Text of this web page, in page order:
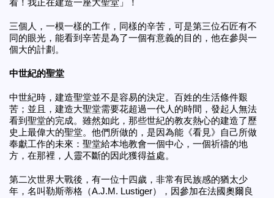
看！我正在建造一座大聖堂」！
三個人，一模一樣的工作，同樣的辛苦，可是第三位石匠有不
同的眼光，能看到辛苦是為了一個有意義的目的，他在參與一
個大的計劃。
中世紀的聖堂
中世紀時，建造聖堂並不是容易的決定。百姓的生活條件艱
苦；並且，建造大聖堂需要花超過一代人的時間，發起人無法
看到聖堂的完成。雖然如此，那些世紀的教友熱心的建造了歷
史上最偉大的聖堂。他們所做的，是因為能《看見》自己所做
奉獻工作的未來：聖堂給本地教會一個中心，一個祈禱的地
方，在那裡，人靈不斷的因此獲得益處。
第二次世界大戰後，有一位十四歲，非常有民族感的猶太少
年，名叫勒斯蒂格（A.J.M. Lustiger），因參加在法國奧爾良